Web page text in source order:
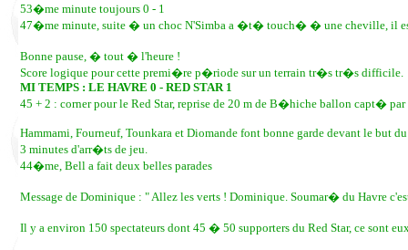
53�me minute toujours 0 - 1
47�me minute, suite � un choc N'Simba a �t� touch� � une cheville, il
Bonne pause, � tout � l'heure !
Score logique pour cette premi�re p�riode sur un terrain tr�s tr�s difficile.
MI TEMPS : LE HAVRE 0 - RED STAR 1
45 + 2 : corner pour le Red Star, reprise de 20 m de B�hiche ballon capt�
Hammami, Fourneuf, Tounkara et Diomande font bonne garde devant le but du
3 minutes d'arr�ts de jeu.
44�me, Bell a fait deux belles parades
Message de Dominique : " Allez les verts ! Dominique. Soumar� du Havre
Il y a environ 150 spectateurs dont 45 � 50 supporters du Red Star, ce sont